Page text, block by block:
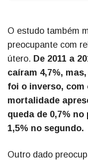
O estudo também
preocupante com
útero. De 2011 a
caíram 4,7%,
foi o inverso, com
mortalidade
queda de 0,7%
1,5% no segundo.
Outro dado